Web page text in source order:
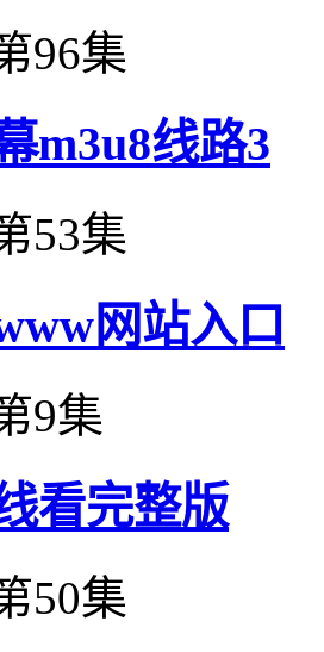
96集
m3u8线路3
53集
网站入口
9集
看完整版
50集